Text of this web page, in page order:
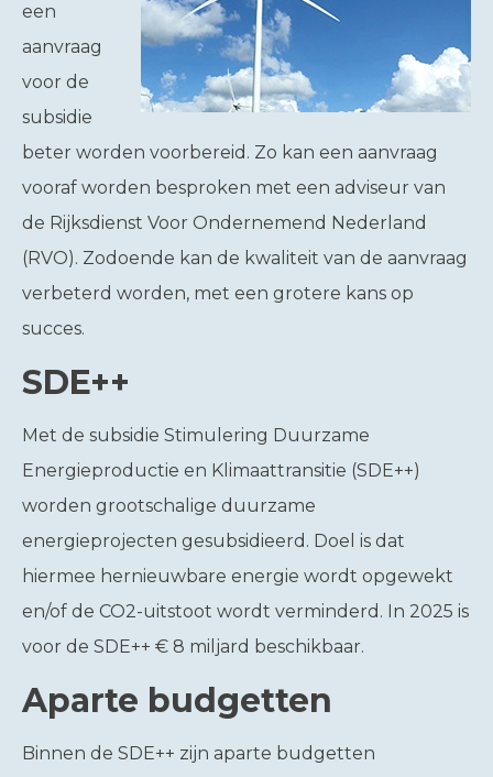
een
aanvraag
voor de
subsidie
beter worden voorbereid. Zo kan een aanvraag
vooraf worden besproken met een adviseur van
de Rijksdienst Voor Ondernemend Nederland
(RVO). Zodoende kan de kwaliteit van de aanvraag
verbeterd worden, met een grotere kans op
succes.
SDE++
Met de subsidie Stimulering Duurzame
Energieproductie en Klimaattransitie (SDE++)
worden grootschalige duurzame
energieprojecten gesubsidieerd. Doel is dat
hiermee hernieuwbare energie wordt opgewekt
en/of de CO2-uitstoot wordt verminderd. In 2025 is
voor de SDE++ € 8 miljard beschikbaar.
Aparte budgetten
Binnen de SDE++ zijn aparte budgetten